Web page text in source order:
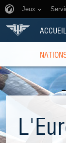
Jeux
ACCUEIL